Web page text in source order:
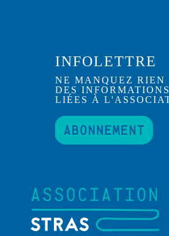
INFOLETTRE
NE MANQUEZ RIEN
DES INFORMATIONS
LIÉES À